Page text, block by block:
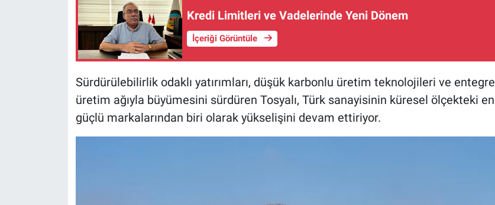
Kredi Limitleri ve Vadelerinde Yeni Dönem
İçeriği Görüntüle
Sürdürülebilirlik odaklı yatırımları, düşük karbonlu üretim teknolojileri ve entegre
üretim ağıyla büyümesini sürdüren Tosyalı, Türk sanayisinin küresel ölçekteki en
güçlü markalarından biri olarak yükselişini devam ettiriyor.